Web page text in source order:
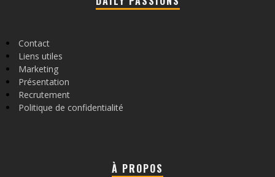
Contact
Liens utiles
Marketing
Présentation
Recrutement
Politique de confidentialité
À PROPOS